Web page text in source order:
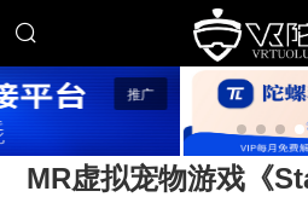
MR虚拟宠物游戏《